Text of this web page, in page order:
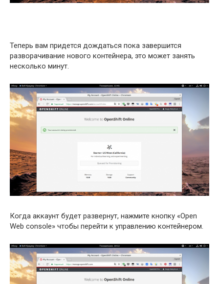
Теперь вам придется дождаться пока завершится
разворачивание нового контейнера, это может занять
несколько минут.
Когда аккаунт будет развернут, нажмите кнопку «Open
Web console» чтобы перейти к управлению контейнером.